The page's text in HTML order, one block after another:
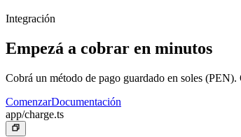
Integración
Empezá a cobrar en minutos
Cobrá un método de pago guardado en soles
ComenzarDocumentación
app/charge.ts